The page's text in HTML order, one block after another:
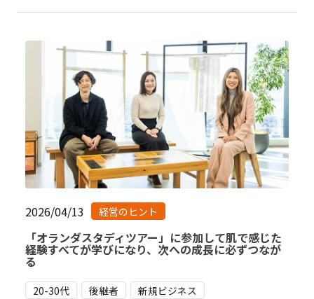
2026/04/13 経営のヒント
「オランダスタディツアー」に参加して肌で感じた
経験すべてが学びになり、次への成長に必ずつなが
る
20-30代 後継者
新規ビジネス